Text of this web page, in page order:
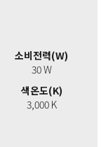
소비전력(W)
30 W
색온도(K)
3,000 K